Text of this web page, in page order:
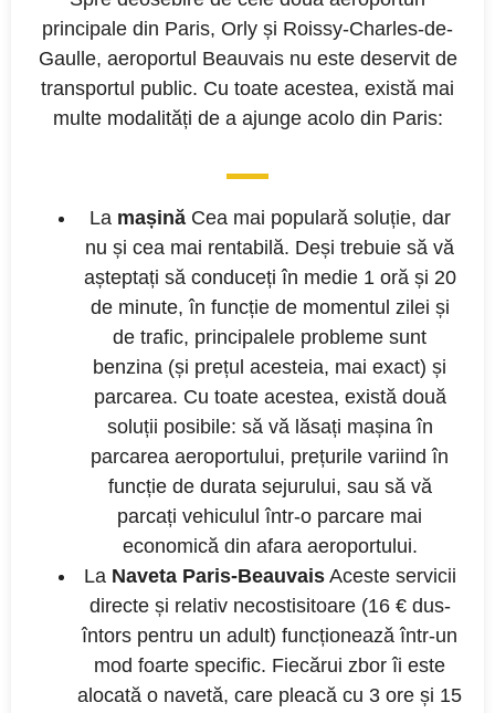
principale din Paris, Orly și Roissy-Charles-de-
Gaulle, aeroportul Beauvais nu este deservit de
transportul public. Cu toate acestea, există mai
multe modalități de a ajunge acolo din Paris:
La mașinăCea mai populară soluție, dar
nu și cea mai rentabilă. Deși trebuie să vă
așteptați să conduceți în medie 1 oră și 20
de minute, în funcție de momentul zilei și
de trafic, principalele probleme sunt
benzina (și prețul acesteia, mai exact) și
parcarea. Cu toate acestea, există două
soluții posibile: să vă lăsați mașina în
parcarea aeroportului, prețurile variind în
funcție de durata sejurului, sau să vă
parcați vehiculul într-o parcare mai
economică din afara aeroportului.
La Naveta Paris-BeauvaisAceste servicii
directe și relativ necostisitoare (16 € dus-
întors pentru un adult) funcționează într-un
mod foarte specific. Fiecărui zbor îi este
alocată o navetă, care pleacă cu 3 ore și 15